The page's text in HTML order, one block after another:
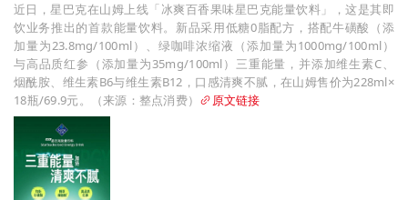
近日，星巴克在山姆上线「冰爽百香果味星巴克能量饮料」，这是其即
饮业务推出的首款能量饮料。新品采用低糖0脂配方，搭配牛磺酸（添
加量为23.8mg/100ml）、绿咖啡浓缩液（添加量为1000mg/100ml）
与高品质红参（添加量为35mg/100ml）三重能量，并添加维生素C、
烟酰胺、维生素B6与维生素B12，口感清爽不腻，在山姆售价为228ml×
18瓶/69.9元。（来源：整点消费）
原文链接